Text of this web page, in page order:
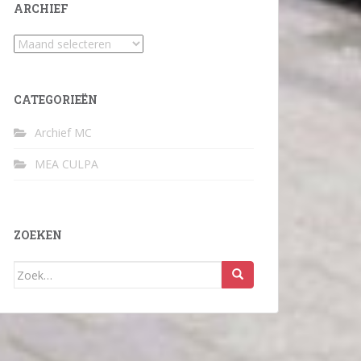
ARCHIEF
Archief
CATEGORIEËN
Archief MC
MEA CULPA
ZOEKEN
Zoek